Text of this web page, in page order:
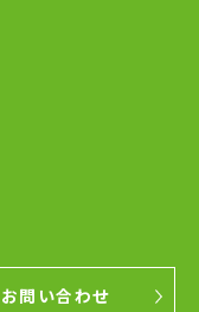
お問い合わせ